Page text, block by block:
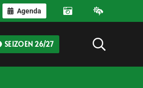
Agenda
SEIZOEN 26/27